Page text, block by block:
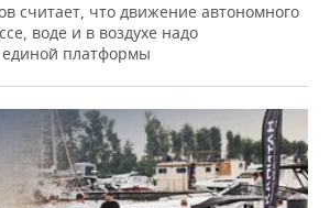
считает, что движение автономного
воде и в воздухе надо
единой платформы